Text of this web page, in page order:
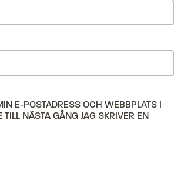
E-POSTADRESS OCH WEBBPLATS I
NÄSTA GÅNG JAG SKRIVER EN